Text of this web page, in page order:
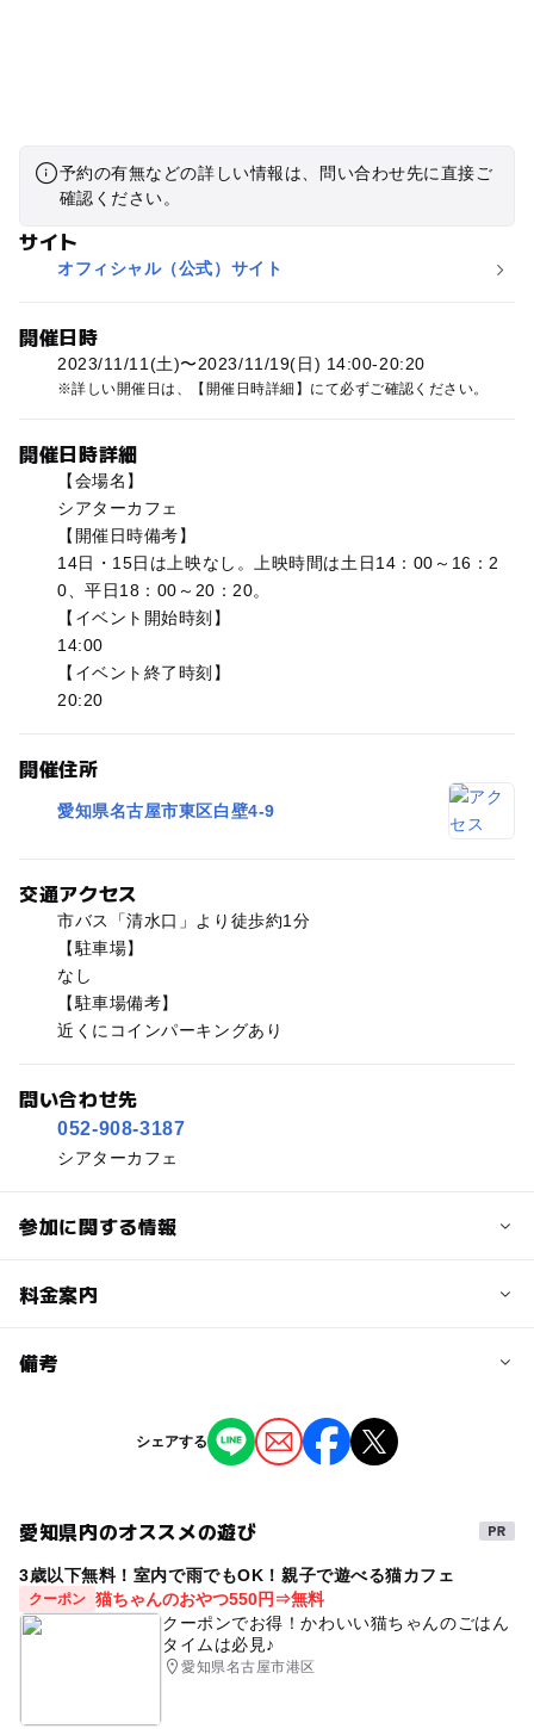
予約の有無などの詳しい情報は、問い合わせ先に直接ご
確認ください。
サイト
オフィシャル（公式）サイト
開催日時
2023/11/11(土)〜2023/11/19(日) 14:00-20:20
詳しい開催日は、【開催日時詳細】にて必ずご確認ください。
開催日時詳細
【会場名】
シアターカフェ
【開催日時備考】
14日・15日は上映なし。上映時間は土日14：00～16：2
0、平日18：00～20：20。
【イベント開始時刻】
14:00
【イベント終了時刻】
20:20
開催住所
愛知県名古屋市東区白壁4-9
交通アクセス
市バス「清水口」より徒歩約1分
【駐車場】
なし
【駐車場備考】
近くにコインパーキングあり
問い合わせ先
052-908-3187
シアターカフェ
参加に関する情報
予約/応募
料金案内
料金について
備考
※掲載の情報は天候や主催者側の都合などにより変更にな
ることがあります。
シェアする
愛知県内のオススメの遊び
3歳以下無料！室内で雨でもOK！親子で遊べる猫カフェ
クーポン 猫ちゃんのおやつ550円⇒無料
クーポンでお得！かわいい猫ちゃんのごはん
タイムは必見♪
愛知県名古屋市港区